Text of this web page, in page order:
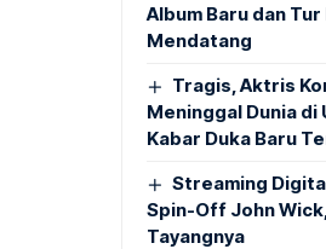
Album Baru dan
Mendatang
Tragis, Aktris
Meninggal Dunia di
Kabar Duka Baru
Streaming
Spin-Off John
Tayangnya